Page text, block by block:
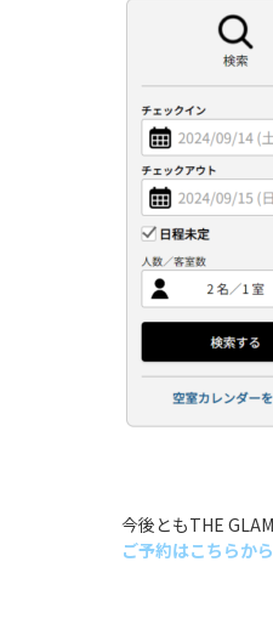
今後ともTHE
ご予約はこちらから